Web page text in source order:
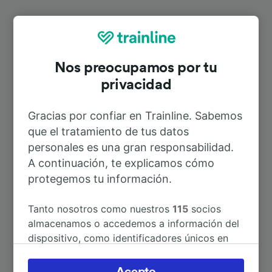
Rutas más populares desde
Sonneberg (Thür) Ost
A Sonneberg (Thür) Hbf 3min
A Coburg
A Dortmund Hbf 5h 30min
A Erfurt Hbf 1h 9min
Nos preocupamos por tu
privacidad
Gracias por confiar en Trainline. Sabemos
que el tratamiento de tus datos
personales es una gran responsabilidad.
A continuación, te explicamos cómo
protegemos tu información.
Tanto nosotros como nuestros115 socios
almacenamos o accedemos a información del
dispositivo, como identificadores únicos en
Puedes aceptar o administrar tus preferencias